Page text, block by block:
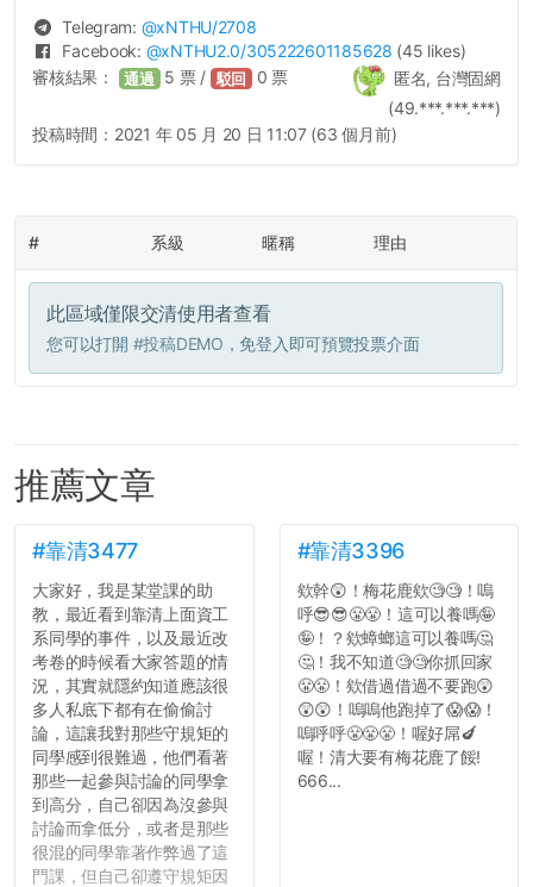
Telegram: @xNTHU/2708
Facebook: @xNTHU2.0/305222601185628 (45 likes)
匿名, 台灣固網
(49.***.***.***)
審核結果： 通過 5 票 / 駁回 0 票
投稿時間： 2021 年 05 月 20 日 11:07 (63 個月前)
# 系級 暱稱 理由
此區域僅限交清使用者查看
您可以打開 #投稿DEMO ，免登入即可預覽投票介面
推薦文章
#靠清3477
大家好，我是某堂課的助
教，最近看到靠清上面資工
系同學的事件，以及最近改
考卷的時候看大家答題的情
況，其實就隱約知道應該很
多人私底下都有在偷偷討
論，這讓我對那些守規矩的
同學感到很難過，他們看著
那些一起參與討論的同學拿
到高分，自己卻因為沒參與
討論而拿低分，或者是那些
很混的同學靠著作弊過了這
門課，但自己卻遵守規矩因
#靠清3396
欸幹😲！梅花鹿欸🧐🧐！嗚
呼😎😎😤😤！這可以養嗎🤪
🤪！？欸蟑螂這可以養嗎🤔
🤔！我不知道🧐🧐你抓回家
😤😤！欸借過借過不要跑😲
😲😲！嗚嗚他跑掉了😱😱！
嗚呼呼😤😤😤！喔好屌🍆
喔！清大要有梅花鹿了餒!
666...